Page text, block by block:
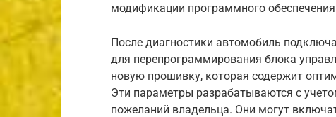
модификации программного
После диагностики автомобиль
для перепрограммирования блока
новую прошивку, которая содержит
Эти параметры разрабатываются с
пожеланий владельца. Они могут